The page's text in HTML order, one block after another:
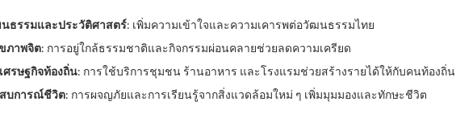
ธรรมและประวัติศาสตร์: เพิ่มความเข้าใจและความเคารพต่อวัฒนธรรมไทย
ภาพจิต: การอยู่ใกล้ธรรมชาติและกิจกรรมผ่อนคลายช่วยลดความเครียด
รษฐกิจท้องถิ่น: การใช้บริการชุมชน ร้านอาหาร และโรงแรมช่วยสร้างรายได้ให้กับคนท้องถิ่น
บการณ์ชีวิต: การผจญภัยและการเรียนรู้จากสิ่งแวดล้อมใหม่ ๆ เพิ่มมุมมองและทักษะชีวิต